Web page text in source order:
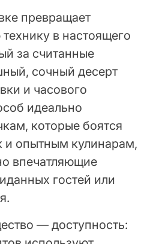
превращает
в настоящего
за считанные
сочный десерт
и часового
идеально
которые боятся
и опытным кулинарам,
впечатляющие
гостей или
— доступность: